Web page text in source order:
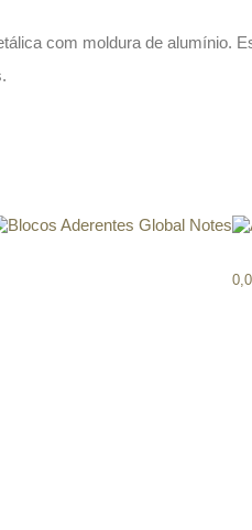
com moldura de alumínio.